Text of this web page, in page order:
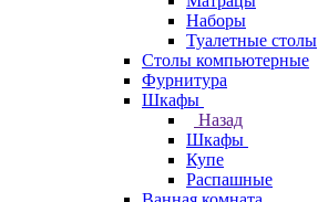
Наборы
Туалетные столы
Столы компьютерные
Фурнитура
Шкафы
Назад
Шкафы
Купе
Распашные